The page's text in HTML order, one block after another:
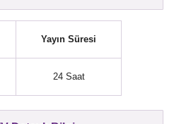
Yayın Süresi
24 Saat